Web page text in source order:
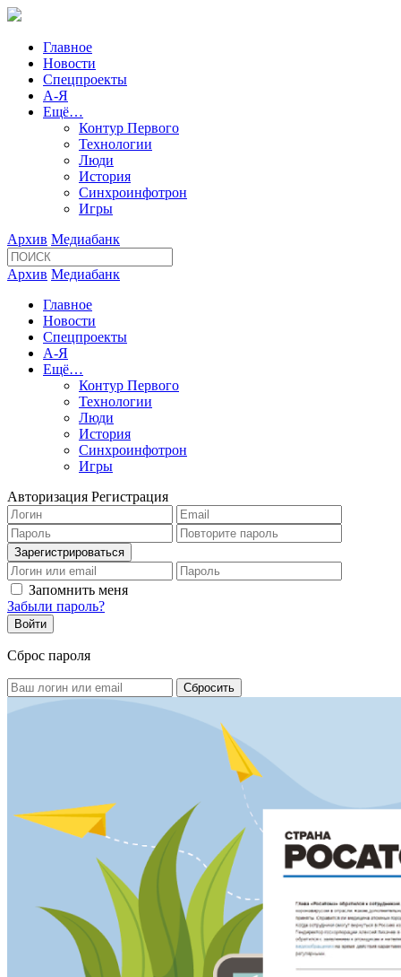
Главное
Новости
Спецпроекты
А-Я
Ещё…
Контур Первого
Технологии
Люди
История
Синхроинфотрон
Игры
Архив Медиабанк
Архив Медиабанк
Главное
Новости
Спецпроекты
А-Я
Ещё…
Контур Первого
Технологии
Люди
История
Синхроинфотрон
Игры
Авторизация Регистрация
Запомнить меня
Забыли пароль?
Сброс пароля